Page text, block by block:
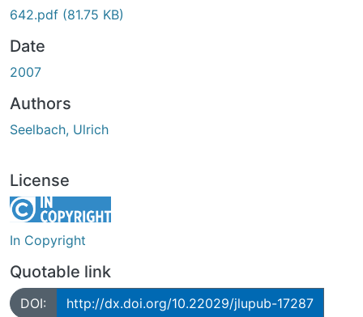
642.pdf (81.75 KB)
Date
2007
Authors
Seelbach, Ulrich
License
In Copyright
Quotable link
DOI: http://dx.doi.org/10.22029/jlupub-17287